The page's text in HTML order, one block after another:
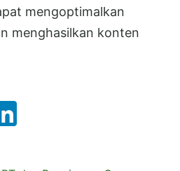
mengoptimalkan
menghasilkan konten